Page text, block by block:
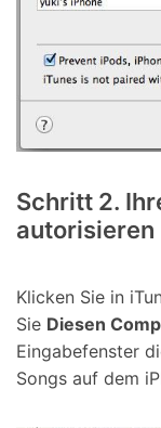
Schritt 2.
autorisieren
Klicken Sie in
Sie Diesen
Eingabefenster
Songs auf dem